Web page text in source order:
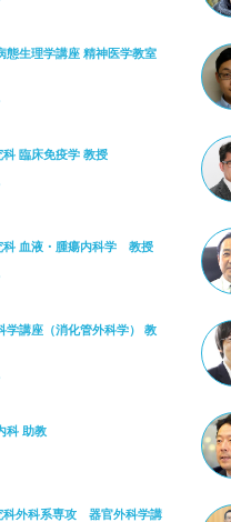
態生理学講座 精神医学教室
臨床免疫学 教授
科 血液・腫瘍内科学 教授
学講座（消化管外科学） 教
科 助教
科外科系専攻 器官外科学講